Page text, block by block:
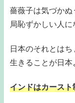
薔薇子は気づか
局恥ずかしい人に
日本のそれとは
生きることが日本
インドはカース